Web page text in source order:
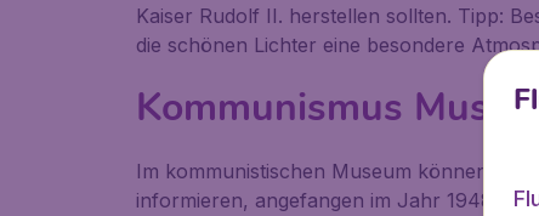
Kaiser Rudolf II. herstellen sollten. Tipp:
die schönen Lichter eine besondere
Kommunismus
Im kommunistischen Museum können Sie
informieren, angefangen im Jahr 1948 bis